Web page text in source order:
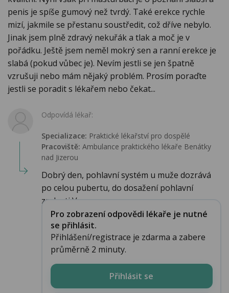
penis je spíše gumový než tvrdý. Také erekce rychle
mizí, jakmile se přestanu soustředit, což dříve nebylo.
Jinak jsem plně zdravý nekuřák a tlak a moč je v
pořádku. Ještě jsem neměl mokrý sen a ranní erekce je
slabá (pokud vůbec je). Nevím jestli se jen špatně
vzrušuji nebo mám nějaký problém. Prosím poraďte
jestli se poradit s lékařem nebo čekat...
Odpovídá lékař:
Specializace: Praktické lékařství pro dospělé
Pracoviště: Ambulance praktického lékaře Benátky
nad Jizerou
Dobrý den, pohlavní systém u muže dozrává
po celou pubertu, do dosažení pohlavní
zralosti V...
Pro zobrazení odpovědi lékaře je nutné
se přihlásit.
Přihlášení/registrace je zdarma a zabere
průměrně 2 minuty.
Přihlásit se